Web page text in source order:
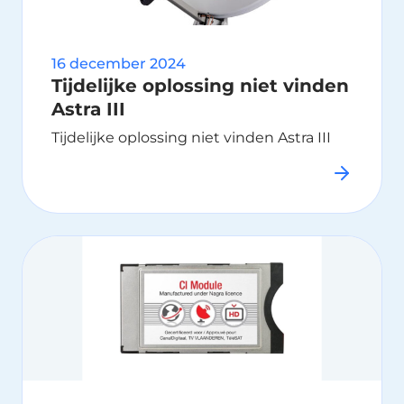
16 december 2024
Tijdelijke oplossing niet vinden
Astra III
Tijdelijke oplossing niet vinden Astra III